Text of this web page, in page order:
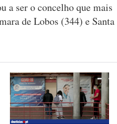
a ser o concelho que mais
de Lobos (344) e Santa